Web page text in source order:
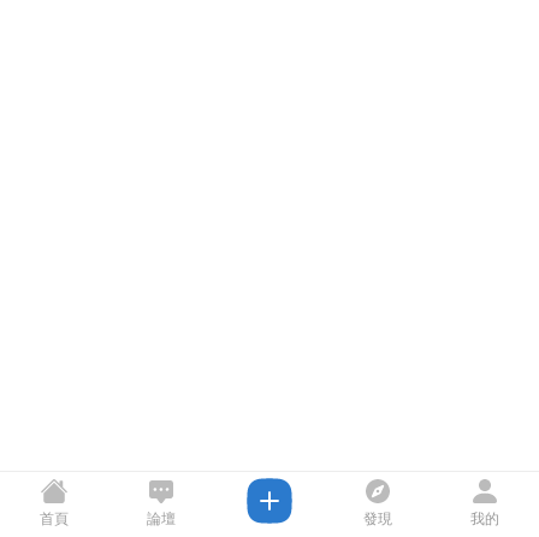
首頁 論壇 發現 我的